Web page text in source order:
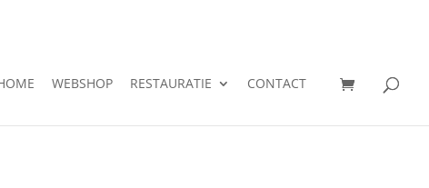
WEBSHOP RESTAURATIE CONTACT